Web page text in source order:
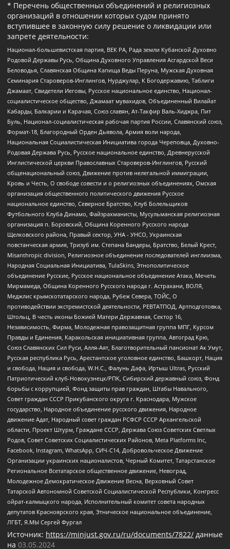
* Перечень общественных объединений и религиозных
организаций в отношении которых судом принято
вступившее в законную силу решение о ликвидации или
запрете деятельности:
Национал-большевистская партия, ВЕК РА, Рада земли Кубанской Духовно
Родовой Державы Русь, Община Духовного Управления Асгардской Веси
Беловодья, Славянская Община Капища Веды Перуна, Мужская Духовная
Семинария Староверов-Инглингов, Нурджулар, К Богодержавию, Таблиги
Джамаат, Свидетели Иеговы, Русское национальное единство, Национал-
социалистическое общество, Джамаат мувахидов, Объединенный Вилайат
Кабарды, Балкарии и Карачая, Союз славян, Ат-Такфир Валь-Хиджра, Пит
Буль, Национал-социалистическая рабочая партия России, Славянский союз,
Формат-18, Благородный Орден Дьявола, Армия воли народа,
Национальная Социалистическая Инициатива города Череповца, Духовно-
Родовая Держава Русь, Русское национальное единство, Древнерусской
Инглистической церкви Православных Староверов-Инглингов, Русский
общенациональный союз, Движение против нелегальной иммиграции,
Кровь и Честь, О свободе совести и о религиозных объединениях, Омская
организация общественного политического движения Русское
национальное единство, Северное Братство, Клуб Болельщиков
Футбольного Клуба Динамо, Файзрахманисты, Мусульманская религиозная
организация п. Боровский, Община Коренного Русского народа
Щелковского района, Правый сектор, УНА - УНСО, Украинская
повстанческая армия, Тризуб им. Степана Бандеры, Братство, Белый Крест,
Misanthropic division, Религиозное объединение последователей инглиизма,
Народная Социальная Инициатива, TulaSkins, Этнополитическое
объединение Русские, Русское национальное объединение Атака, Мечеть
Мирмамеда, Община Коренного Русского народа г. Астрахани, ВОЛЯ,
Меджлис крымскотатарского народа, Рубеж Севера, ТОЙС, О
противодействии экстремистской деятельности, РЕВТАТПОД, Артподготовка,
Штольц, В честь иконы Божией Матери Державная, Сектор 16,
Независимость, Фирма, Молодежная правозащитная группа МПГ, Курсом
Правды и Единения, Каракольская инициативная группа, Автоград Крю,
Союз Славянских Сил Руси, Алля-Аят, Благотворительный пансионат Ак Умут,
Русская республика Русь, Арестантское уголовное единство, Башкорт, Нация
и свобода, Нация и свобода, W.H.С., Фалунь Дафа, Иртыш Ultras, Русский
Патриотический клуб-Новокузнецк/РПК, Сибирский державный союз, Фонд
борьбы с коррупцией, Фонд защиты прав граждан, Штабы Навального,
Совет граждан СССР Прикубанского округа г. Краснодара, Мужское
государство, Народное объединение русского движения, Народное
движение Адат, Народный совет граждан РСФСР СССР Архангельской
области, Проект Штурм, Граждане СССР, Держава Союз Советских Светлых
Родов, Совет Советских Социалистических Районов, Meta Platforms Inc,
Facebook, Instagram, WhatsApp, СИЧ-С14, Добровольческое Движение
Организации украинских националистов, Черный Комитет, Татарстанское
Региональное Всетатарское общественное движение, Невоград,
Молодежное Демократическое Движение Весна, Верховный Совет
Татарской Автономной Советской Социалистической Республики, Конгресс
ойрат-калмыцкого народа, Исполнительный комитет совета народных
депутатов Красноярского края, Этническое национальное объединение,
ЛГБТ, Я.МЫ Сергей Фургал
Источник: https://minjust.gov.ru/ru/documents/7822/ данные
на 03.05.2024